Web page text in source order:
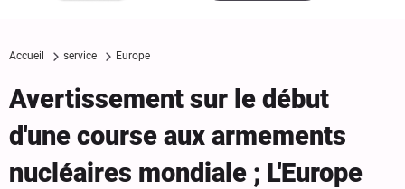
Accueil service Europe
Avertissement sur le début
d'une course aux armements
nucléaires mondiale ; L'Europe